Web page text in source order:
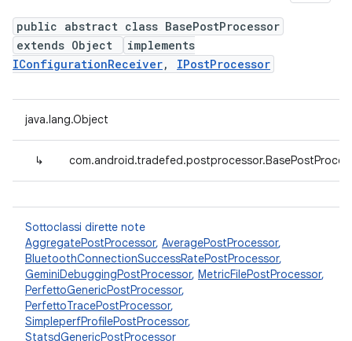
public abstract class BasePostProcessor
extends Object
implements
IConfigurationReceiver, IPostProcessor
java.lang.Object
↳
Sottoclassi dirette note
AggregatePostProcessor, AveragePostProcessor,
BluetoothConnectionSuccessRatePostProcessor,
GeminiDebuggingPostProcessor, MetricFilePostProcessor,
PerfettoGenericPostProcessor,
PerfettoTracePostProcessor,
SimpleperfProfilePostProcessor,
StatsdGenericPostProcessor